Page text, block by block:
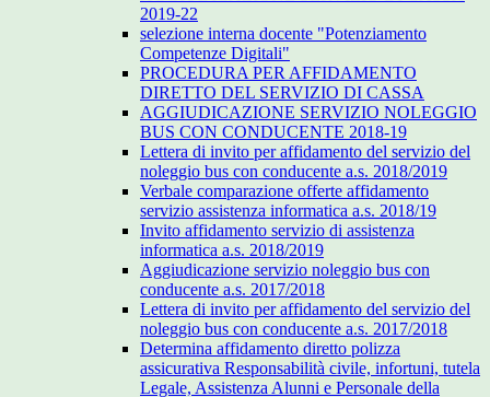
2019-22
selezione interna docente "Potenziamento
Competenze Digitali"
PROCEDURA PER AFFIDAMENTO
DIRETTO DEL SERVIZIO DI CASSA
AGGIUDICAZIONE SERVIZIO NOLEGGIO
BUS CON CONDUCENTE 2018-19
Lettera di invito per affidamento del servizio del
noleggio bus con conducente a.s. 2018/2019
Verbale comparazione offerte affidamento
servizio assistenza informatica a.s. 2018/19
Invito affidamento servizio di assistenza
informatica a.s. 2018/2019
Aggiudicazione servizio noleggio bus con
conducente a.s. 2017/2018
Lettera di invito per affidamento del servizio del
noleggio bus con conducente a.s. 2017/2018
Determina affidamento diretto polizza
assicurativa Responsabilità civile, infortuni, tutela
Legale, Assistenza Alunni e Personale della